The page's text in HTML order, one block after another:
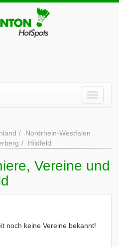
Nordrhein-Westfalen
Hildfeld
Vereine und
noch keine Vereine bekannt!